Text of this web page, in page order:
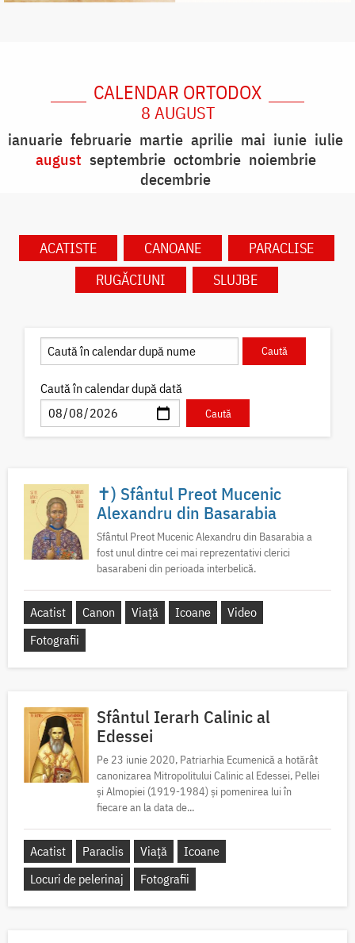
CALENDAR ORTODOX
8 AUGUST
ianuarie februarie martie aprilie mai iunie iulie
august septembrie octombrie noiembrie
decembrie
ACATISTE CANOANE
PARACLISE
RUGĂCIUNI
SLUJBE
Caută în calendar după dată
✝) Sfântul Preot Mucenic
Alexandru din Basarabia
Sfântul Preot Mucenic Alexandru din Basarabia a
fost unul dintre cei mai reprezentativi clerici
basarabeni din perioada interbelică.
Acatist Canon Viață Icoane
Video
Fotografii
Sfântul Ierarh Calinic al
Edessei
Pe 23 iunie 2020, Patriarhia Ecumenică a hotărât
canonizarea Mitropolitului Calinic al Edessei, Pellei
și Almopiei (1919-1984) și pomenirea lui în
fiecare an la data de...
Acatist Paraclis Viață
Icoane
Locuri de pelerinaj
Fotografii